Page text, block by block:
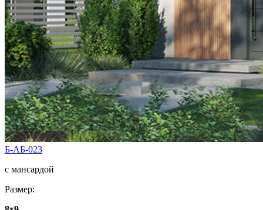
Б-АБ-023
с мансардой
Размер: